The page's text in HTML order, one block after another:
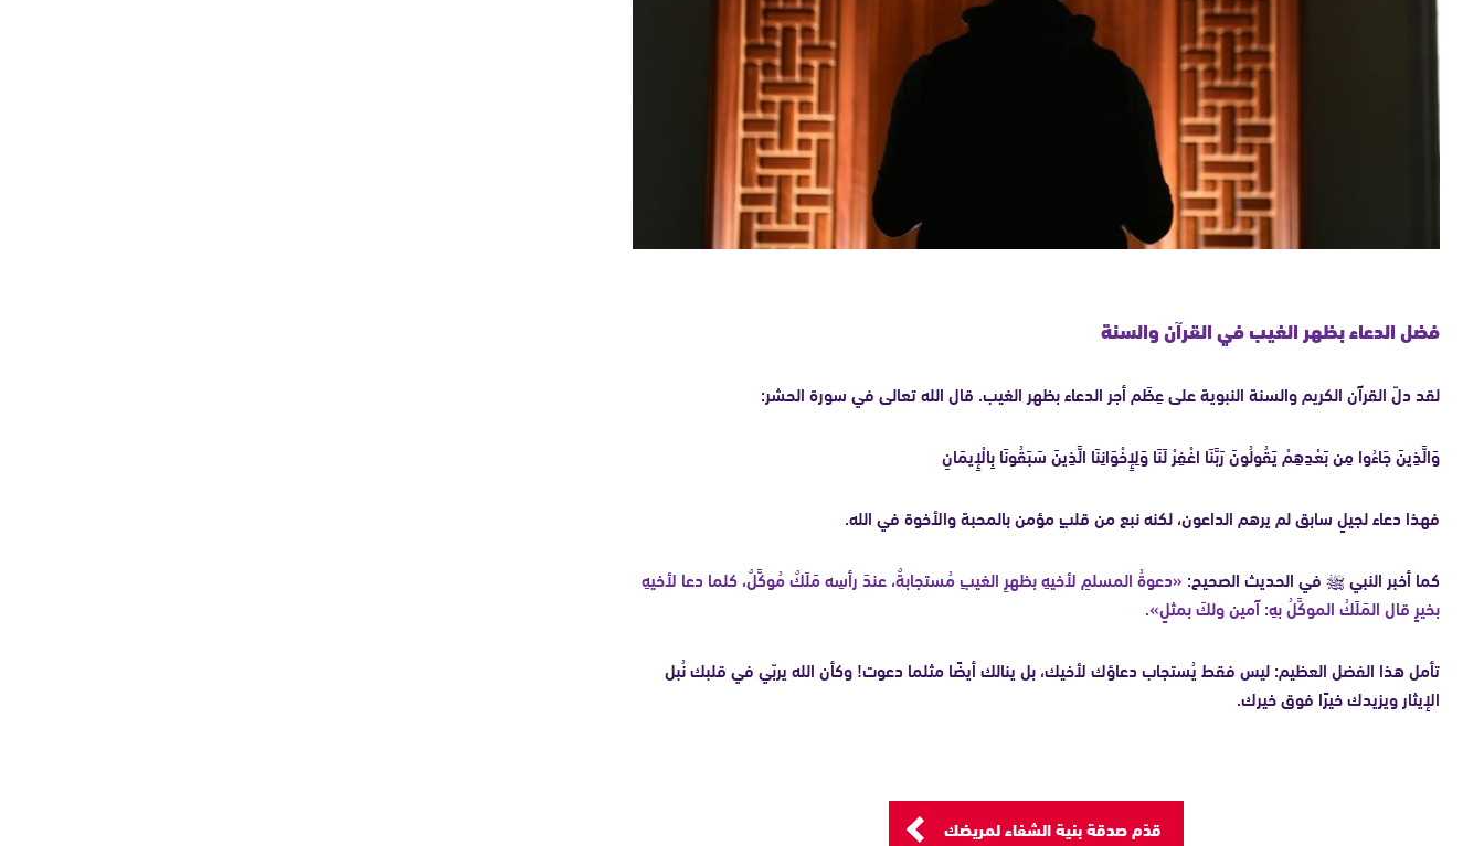
فضل الدعاء بظهر الغيب في القرآن والسنة
لقد دلّ القرآن الكريم والسنة النبوية على عِظَم أجر الدعاء بظهر الغيب. قال الله تعالى في سورة الحشر:
وَالَّذِينَ جَاءُوا مِن بَعْدِهِمْ يَقُولُونَ رَبَّنَا اغْفِرْ لَنَا وَلِإِخْوَانِنَا الَّذِينَ سَبَقُونَا بِالْإِيمَانِ
فهذا دعاء لجيلٍ سابق لم يرهم الداعون، لكنه نبع من قلبٍ مؤمن بالمحبة والأخوة في الله.
كما أخبر النبي ﷺ في الحديث الصحيح: «دعوةُ المسلمِ لأخيهِ بظهرِ الغيبِ مُستجابةٌ، عندَ رأسِه مَلَكٌ مُوكَّلٌ، كلما دعا لأخيهِ
بخيرٍ قال المَلَكُ الموكَّلُ بهِ: آمين ولكَ بمثلٍ».
تأمل هذا الفضل العظيم: ليس فقط يُستجاب دعاؤك لأخيك، بل ينالك أيضًا مثلما دعوت! وكأن الله يربّي في قلبك نُبل
الإيثار ويزيدك خيرًا فوق خيرك.
قدّم صدقة بنية الشفاء لمريضك